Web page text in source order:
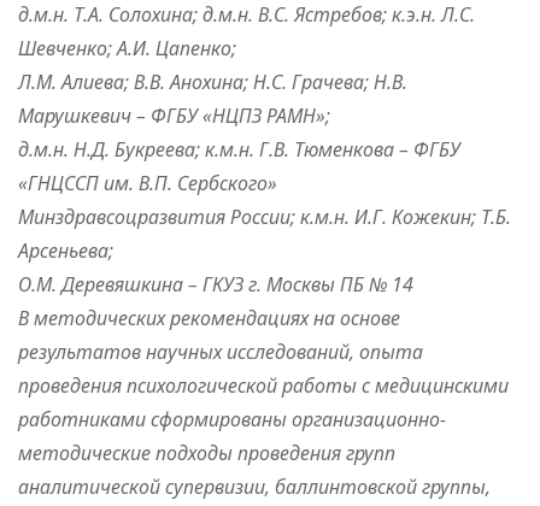
д.м.н. Т.А. Солохина; д.м.н. В.С. Ястребов; к.э.н. Л.С.
Шевченко; А.И. Цапенко;
Л.М. Алиева; В.В. Анохина; Н.С. Грачева; Н.В.
Марушкевич – ФГБУ «НЦПЗ РАМН»;
д.м.н. Н.Д. Букреева; к.м.н. Г.В. Тюменкова – ФГБУ
«ГНЦССП им. В.П. Сербского»
Минздравсоцразвития России; к.м.н. И.Г. Кожекин; Т.Б.
Арсеньева;
О.М. Деревяшкина – ГКУЗ г. Москвы ПБ № 14
В методических рекомендациях на основе
результатов научных исследований, опыта
проведения психологической работы с медицинскими
работниками сформированы организационно-
методические подходы проведения групп
аналитической супервизии, баллинтовской группы,